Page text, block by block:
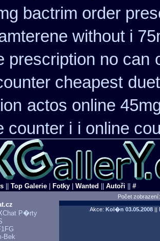
bactrim order
without i
prescription no can
cheapest
actos online
counter i i online
Top Galerie Fotky Wanted Autoři #
Počet
P�rty
Bek
Akce: Kol�n 03.05.2008 ||